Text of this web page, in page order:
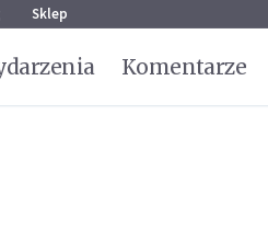
Sklep
Komentarze